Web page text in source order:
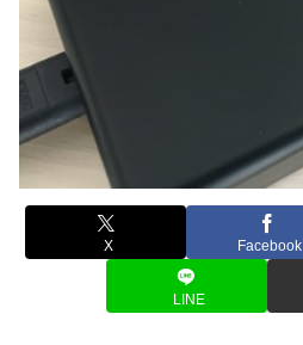
X Facebook
LINE